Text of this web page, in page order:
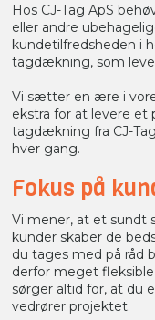
Hos CJ-Tag ApS
eller andre
kundetilfredsheden i
tagdækning, som
Vi sætter en ære i
ekstra for at levere et
tagdækning fra CJ-
hver gang.
Fokus på
Vi mener, at et sundt
kunder skaber de
du tages med på råd
derfor meget
sørger altid for, at du
vedrører projektet.​